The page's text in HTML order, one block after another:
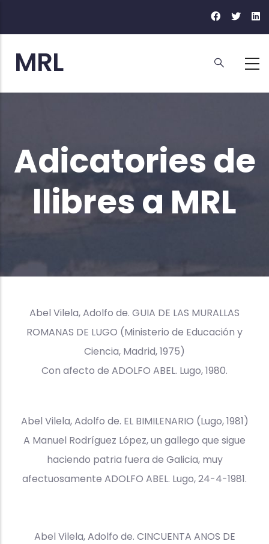
Adicatories de
llibres a MRL
Abel Vilela, Adolfo de. GUIA DE LAS MURALLAS
ROMANAS DE LUGO (Ministerio de Educación y
Ciencia, Madrid, 1975)
Con afecto de ADOLFO ABEL. Lugo, 1980.
Abel Vilela, Adolfo de. EL BIMILENARIO (Lugo, 1981)
A Manuel Rodríguez López, un gallego que sigue
haciendo patria fuera de Galicia, muy
afectuosamente ADOLFO ABEL. Lugo, 24-4-1981.
Abel Vilela, Adolfo de. CINCUENTA ANOS DE